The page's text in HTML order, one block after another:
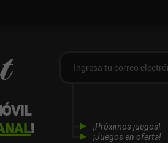
!
¡Próximos juegos!
¡Juegos en oferta!